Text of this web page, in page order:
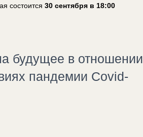
состоится 30 сентября в 18:00
будущее в отношении
пандемии Covid-